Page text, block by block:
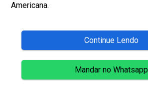
Americana.
Continue Lendo
Mandar no Whatsapp